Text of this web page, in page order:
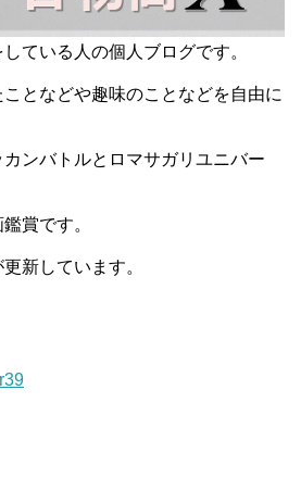
ている人の個人ブログです。
となどや趣味のことなどを自由に
ンバトルとロマサガリユニバー
賞です。
新しています。